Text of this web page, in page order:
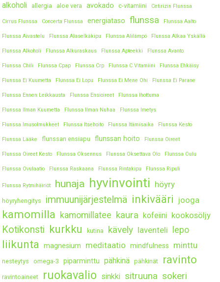
alkoholi allergia aloe vera avokado c-vitamiini Cetirizin Flunssa
Cirrus Flunssa Concerta Flunssa energiataso flunssa Flunssa Aalto
Flunssa Aivastelu Flunssa Alaselkäkipu Flunssa Alilämpö Flunssa Alkaa Yskällä
Flunssa Alkoholi Flunssa Alkuraskaus Flunssa Apteekki Flunssa Avanto
Flunssa Chili Flunssa Cpap Flunssa Crp Flunssa C Vitamiini Flunssa Ehkäisy
Flunssa Ei Kuumetta Flunssa Ei Lopu Flunssa Ei Mene Ohi Flunssa Ei Parane
Flunssa Ennen Leikkausta Flunssa Ensioireet Flunssa Ihottuma
Flunssa Ilman Kuumetta Flunssa Ilman Nuhaa Flunssa Imetys
Flunssa Imusolmukkeet Flunssa Itsehoito Flunssa Itämisaika Flunssa Kesto
Flunssa Lääke flunssan ensiapu flunssan hoito Flunssa Oireet
Flunssa Oireet Kesto Flunssa Oksennus Flunssa Oksettava Olo Flunssa Oulu
Flunssa Ovulaatio Flunssa Raskaana Flunssa Rintakipu Flunssa Ripuli
Flunssa Rytmihäiriöt hunaja hyvinvointi höyry
höyryhengitys immuunijärjestelmä inkivääri jooga
kamomilla kamomillatee kaura kofeiini kookosöljy
Kotikonsti kurkku kutina kävely laventeli lepo
liikunta magnesium meditaatio mindfulness minttu
nesteytys omega-3 piparminttu pähkinä pähkinät ravinto
ravintoaineet ruokavalio sinkki sitruuna sokeri